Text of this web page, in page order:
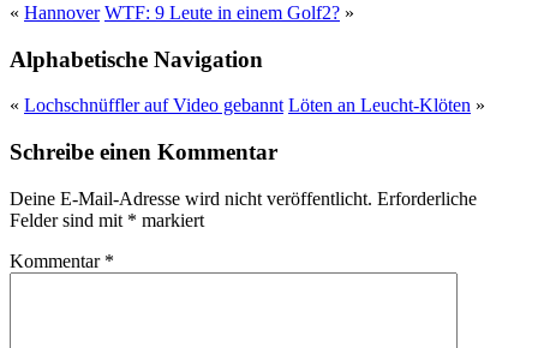
« Hannover WTF: 9 Leute in einem Golf2? »
Alphabetische Navigation
« Lochschnüffler auf Video gebannt Löten an Leucht-Klöten »
Schreibe einen Kommentar
Deine E-Mail-Adresse wird nicht veröffentlicht. Erforderliche
Felder sind mit * markiert
Kommentar *